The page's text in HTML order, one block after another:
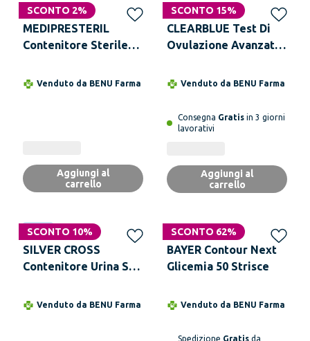
SCONTO 2%
MEDIPRESTERIL
Contenitore Sterile
Venduto da BENU Farma
Aggiungi al
carrello
SCONTO 15%
CLEARBLUE Test Di
Ovulazione Avanzato
Venduto da BENU Farma
Consegna Gratis in 3 giorni
lavorativi
Aggiungi al
carrello
SCONTO 10%
Novità
SILVER CROSS
Contenitore Urina S/A
Venduto da BENU Farma
SCONTO 62%
BAYER Contour Next
Glicemia 50 Strisce
Venduto da BENU Farma
Spedizione Gratis da